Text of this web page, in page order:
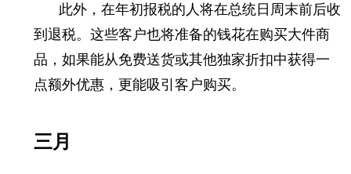
此外，在年初报税的人将在总统日周末前后收
到退税。 这些客户也将准备的钱花在购买大件商
品，如果能从免费送货或其他独家折扣中获得一
点额外优惠，更能吸引客户购买。
三月